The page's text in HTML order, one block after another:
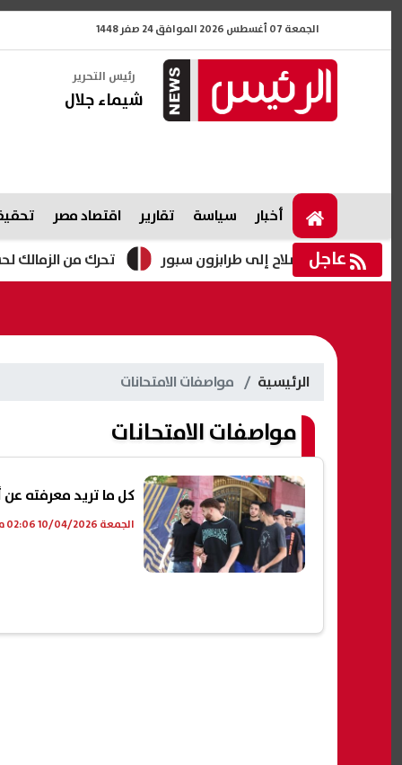
الجمعة 07 أغسطس 2026 الموافق 24 صفر 1448
رئيس التحرير
شيماء جلال
أخبار سياسة تقارير اقتصاد مصر
عاجل تحرك من الزمالك لحسم محمد صلاح إلى طرابزون سبور
الرئيسية مواصفات الامتحانات
مواصفات الامتحانات
كل ما تريد معرفته عن
الجمعة 10/04/2026 02:06 م